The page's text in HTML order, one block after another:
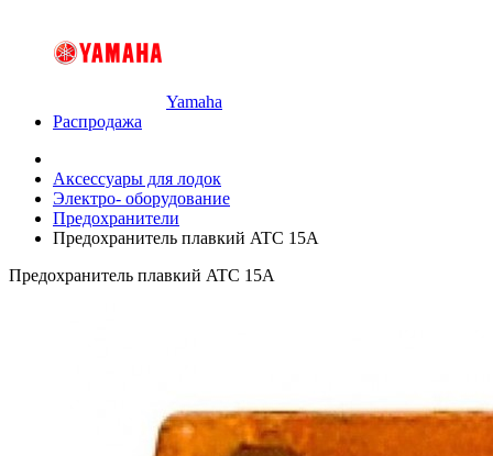
Yamaha
Распродажа
Аксессуары для лодок
Электро- оборудование
Предохранители
Предохранитель плавкий ATC 15А
Предохранитель плавкий ATC 15А